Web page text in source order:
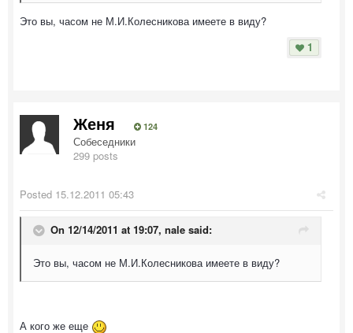
Это вы, часом не М.И.Колесникова имеете в виду?
1
Женя 124
Собеседники
299 posts
Posted 15.12.2011 05:43
On 12/14/2011 at 19:07, nale said:
Это вы, часом не М.И.Колесникова имеете в виду?
А кого же еще